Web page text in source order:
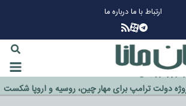
ارتباط با مادرباره ما
میز مدیران پرسپولیس
را دور می‌زند؟
از پرسپولیس
دولت ترامپ برای مهار چین، روسیه و اروپا شکست